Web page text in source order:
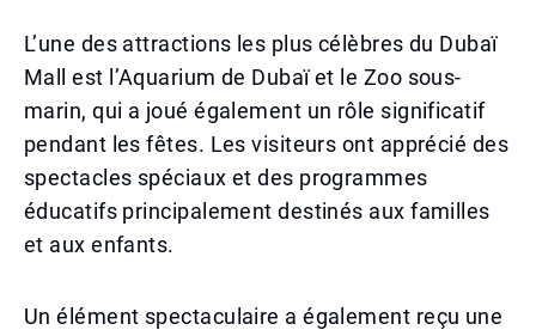
L’une des attractions les plus célèbres du Dubaï
Mall est l’Aquarium de Dubaï et le Zoo sous-
marin, qui a joué également un rôle significatif
pendant les fêtes. Les visiteurs ont apprécié des
spectacles spéciaux et des programmes
éducatifs principalement destinés aux familles
et aux enfants.
Un élément spectaculaire a également reçu une